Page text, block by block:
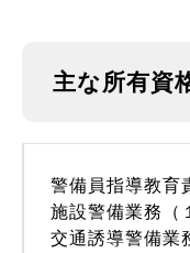
主な所有資
警備員指導教育
施設警備業務（
交通誘導警備業